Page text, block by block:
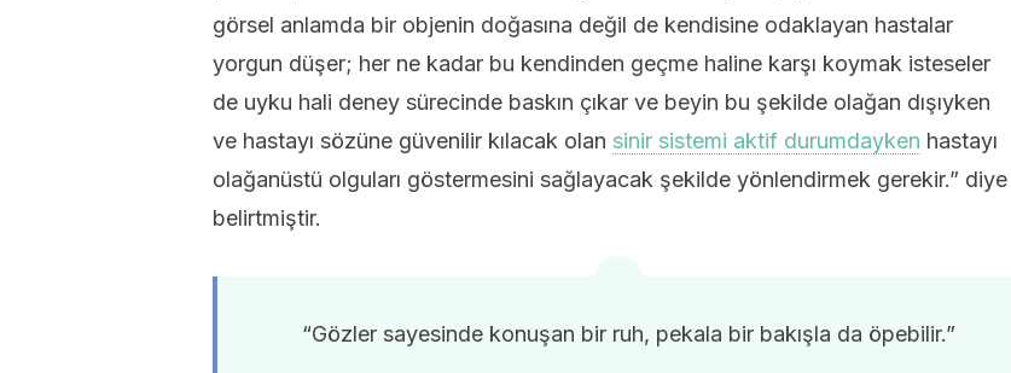
görsel anlamda bir objenin doğasına değil de kendisine odaklayan hastalar
yorgun düşer; her ne kadar bu kendinden geçme haline karşı koymak isteseler
de uyku hali deney sürecinde baskın çıkar ve beyin bu şekilde olağan dışıyken
ve hastayı sözüne güvenilir kılacak olan sinir sistemi aktif durumdayken hastayı
olağanüstü olguları göstermesini sağlayacak şekilde yönlendirmek gerekir.” diye
belirtmiştir.
“Gözler sayesinde konuşan bir ruh, pekala bir bakışla da öpebilir.”